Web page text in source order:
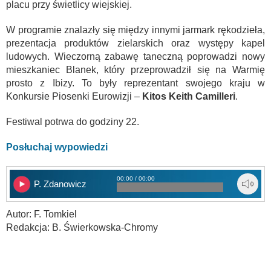
placu przy świetlicy wiejskiej.
W programie znalazły się między innymi jarmark rękodzieła,
prezentacja produktów zielarskich oraz występy kapel
ludowych. Wieczorną zabawę taneczną poprowadzi nowy
mieszkaniec Blanek, który przeprowadził się na Warmię
prosto z Ibizy. To były reprezentant swojego kraju w
Konkursie Piosenki Eurowizji – Kitos Keith Camilleri.
Festiwal potrwa do godziny 22.
Posłuchaj wypowiedzi
P. Zdanowicz
00:00 / 00:00
Autor: F. Tomkiel
Redakcja: B. Świerkowska-Chromy